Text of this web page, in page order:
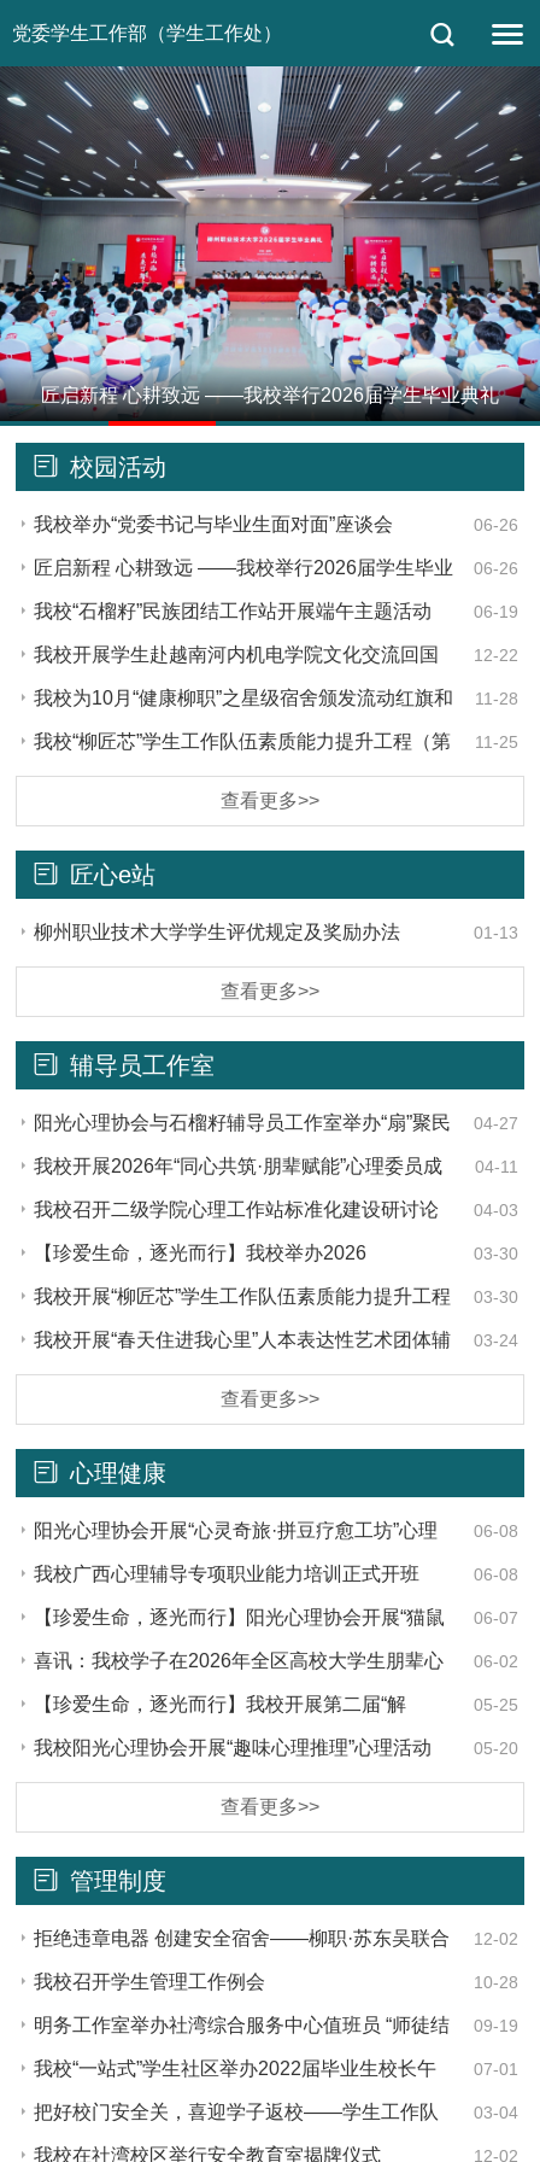
党委学生工作部（学生工作处）
匠启新程 心耕致远 ——我校举行2026届学生毕业典礼
校园活动
06-26
我校举办“党委书记与毕业生面对面”座谈会
06-26
匠启新程 心耕致远 ——我校举行2026届学生毕业
典礼 06-19
我校“石榴籽”民族团结工作站开展端午主题活动
12-22
我校开展学生赴越南河内机电学院文化交流回国
分享会活动 11-28
我校为10月“健康柳职”之星级宿舍颁发流动红旗和
奖品 11-25
我校“柳匠芯”学生工作队伍素质能力提升工程（第
查看更多>>
匠心e站
01-13
柳州职业技术大学学生评优规定及奖励办法
查看更多>>
辅导员工作室
04-27
阳光心理协会与石榴籽辅导员工作室举办“扇”聚民
族情·疗愈心时光活动 04-11
我校开展2026年“同心共筑·朋辈赋能”心理委员成
长训练营 04-03
我校召开二级学院心理工作站标准化建设研讨论
证会 03-30
【珍爱生命，逐光而行】我校举办2026
年“3·25”大学生朋辈心理辅导技能大赛 03-30
我校开展“柳匠芯”学生工作队伍素质能力提升工程
（第五期） 03-24
我校开展“春天住进我心里”人本表达性艺术团体辅
查看更多>>
心理健康
06-08
阳光心理协会开展“心灵奇旅·拼豆疗愈工坊”心理
活动 06-08
我校广西心理辅导专项职业能力培训正式开班
06-07
【珍爱生命，逐光而行】阳光心理协会开展“猫鼠
大作战2.0”燃爆校园 06-02
喜讯：我校学子在2026年全区高校大学生朋辈心
理辅导技能大赛中获三等奖 05-25
【珍爱生命，逐光而行】我校开展第二届“解
锁'心'能量·玩出好心情”心理嘉年华活动 05-20
我校阳光心理协会开展“趣味心理推理”心理活动
查看更多>>
管理制度
12-02
拒绝违章电器 创建安全宿舍——柳职·苏东吴联合
开展“违章电器警示展”宣传活动 10-28
我校召开学生管理工作例会
09-19
明务工作室举办社湾综合服务中心值班员 “师徒结
对子”仪式 07-01
我校“一站式”学生社区举办2022届毕业生校长午
餐会 03-04
把好校门安全关，喜迎学子返校——学生工作队
伍开展返校学生核验工作 12-02
我校在社湾校区举行安全教育室揭牌仪式